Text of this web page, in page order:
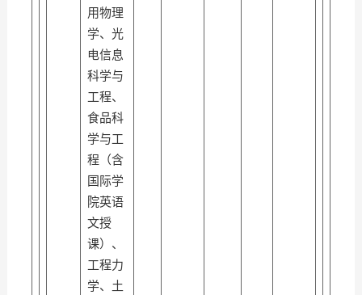
用物理
学、光
电信息
科学与
工程、
食品科
学与工
程（含
国际学
院英语
文授
课）、
工程力
学、土